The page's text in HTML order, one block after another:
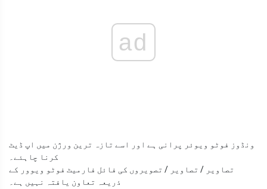
ad
ونڈوز فوٹو ویوئر پرانی ہے اور اسے تازہ ترین ورژن میں اپ ڈیٹ
کرنا چاہئے۔
تصاویر / تصاویر / تصویروں کی فائل فارمیٹ فوٹو ویوور کے
ذریعہ تعاون یافتہ نہیں ہے۔